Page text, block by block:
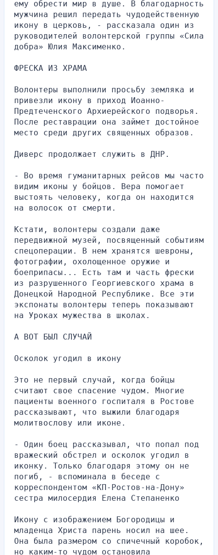
ему обрести мир в душе. В благодарность
мужчина решил передать чудодейственную
икону в церковь, - рассказала один из
руководителей волонтерской группы «Сила
добра» Юлия Максименко.
ФРЕСКА ИЗ ХРАМА
Волонтеры выполнили просьбу земляка и
привезли икону в приход Иоанно-
Предтеченского Архиерейского подворья.
После реставрации она займет достойное
место среди других священных образов.
Диверс продолжает служить в ДНР.
- Во время гуманитарных рейсов мы часто
видим иконы у бойцов. Вера помогает
выстоять человеку, когда он находится
на волосок от смерти.
Кстати, волонтеры создали даже
передвижной музей, посвященный событиям
спецоперации. В нем хранятся шевроны,
фотографии, охолощенное оружие и
боеприпасы... Есть там и часть фрески
из разрушенного Георгиевского храма в
Донецкой Народной Республике. Все эти
экспонаты волонтеры теперь показывают
на Уроках мужества в школах.
А ВОТ БЫЛ СЛУЧАЙ
Осколок угодил в икону
Это не первый случай, когда бойцы
считают свое спасение чудом. Многие
пациенты военного госпиталя в Ростове
рассказывают, что выжили благодаря
молитвослову или иконе.
- Один боец рассказывал, что попал под
вражеский обстрел и осколок угодил в
иконку. Только благодаря этому он не
погиб, - вспоминала в беседе с
корреспондентом «КП-Ростов-на-Дону»
сестра милосердия Елена Степаненко
Икону с изображением Богородицы и
младенца Христа парень носил на шее.
Она была размером со спичечный коробок,
но каким-то чудом остановила